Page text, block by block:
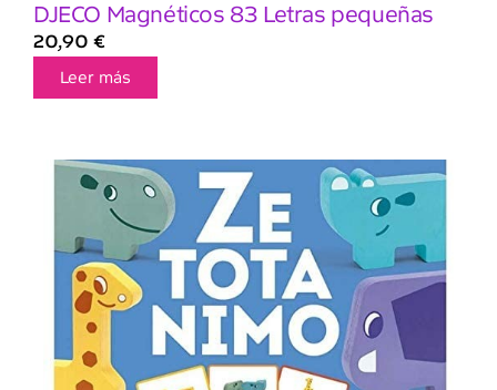
DJECO Magnéticos 83 Letras pequeñas
20,90 €
Leer más